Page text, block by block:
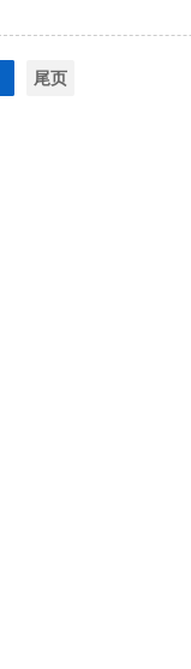
尾页